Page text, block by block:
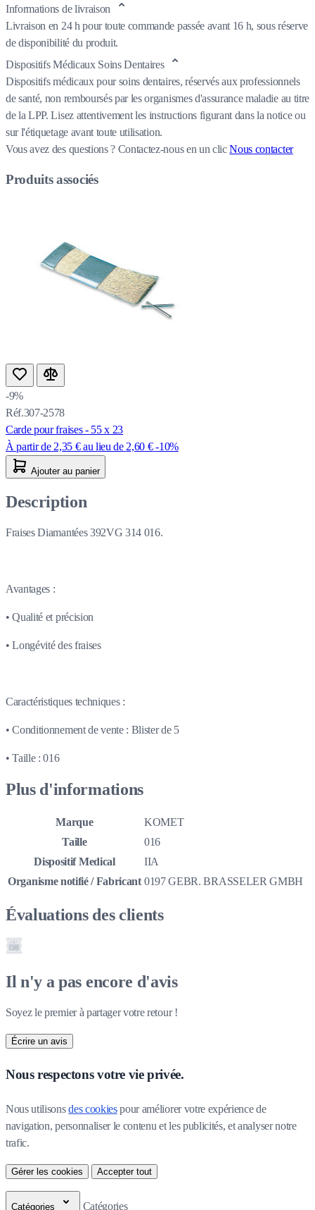
Informations de livraison
Livraison en 24 h pour toute commande passée avant 16 h, sous réserve
de disponibilité du produit.
Dispositifs Médicaux Soins Dentaires
Dispositifs médicaux pour soins dentaires, réservés aux professionnels
de santé, non remboursés par les organismes d'assurance maladie au titre
de la LPP. Lisez attentivement les instructions figurant dans la notice ou
sur l'étiquetage avant toute utilisation.
Vous avez des questions ? Contactez-nous en un clicNous contacter
Produits associés
-9%
Réf.307-2578
Carde pour fraises - 55 x 23
À partir de 2,35 € au lieu de 2,60 € -10%
Ajouter au panier
Description
Fraises Diamantées 392VG 314 016.
Avantages :
• Qualité et précision
• Longévité des fraises
Caractéristiques techniques :
• Conditionnement de vente : Blister de 5
• Taille : 016
Plus d'informations
Marque
KOMET
Taille
016
Dispositif Medical
IIA
Organisme notifié / Fabricant 0197 GEBR. BRASSELER GMBH
Évaluations des clients
Il n'y a pas encore d'avis
Soyez le premier à partager votre retour !
Écrire un avis
Nous respectons votre vie privée.
Nous utilisons des cookies pour améliorer votre expérience de
navigation, personnaliser le contenu et les publicités, et analyser notre
trafic.
Gérer les cookies Accepter tout
Catégories Catégories